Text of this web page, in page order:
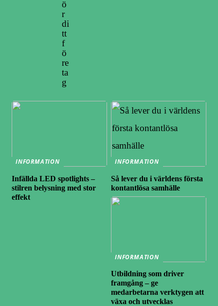
ö
r
di
tt
f
ö
re
ta
g
INFORMATION
Infällda LED spotlights –
stilren belysning med stor
effekt
INFORMATION
Så lever du i världens första
kontantlösa samhälle
INFORMATION
Utbildning som driver
framgång – ge
medarbetarna verktygen att
växa och utvecklas